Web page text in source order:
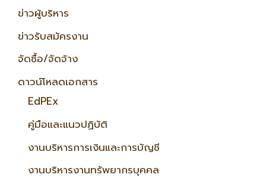
ข่าวผู้บริหาร
ข่าวรับสมัครงาน
จัดซื้อ/จัดจ้าง
ดาวน์โหลดเอกสาร
EdPEx
คู่มือและแนวปฏิบัติ
งานบริหารการเงินและการบัญชี
งานบริหารงานทรัพยากรบุคคล